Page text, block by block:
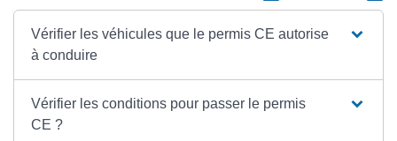
Vérifier les véhicules que le permis CE autorise
à conduire
Vérifier les conditions pour passer le permis
CE ?